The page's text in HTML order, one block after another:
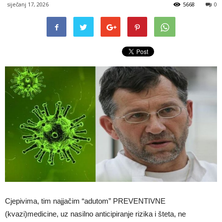
siječanj 17, 2026 0
5668
Cjepivima, tim najjačim “adutom” PREVENTIVNE
(kvazi)medicine, uz nasilno anticipiranje rizika i šteta, ne